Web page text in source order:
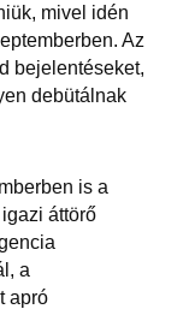
mivel idén
Az
bejelentéseket,
debütálnak
is a
áttörő
a
apró